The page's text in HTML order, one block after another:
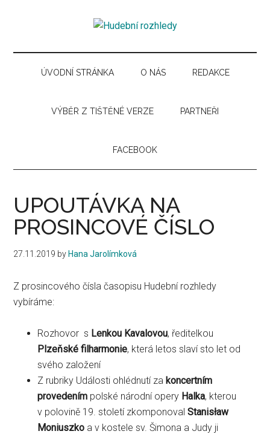
content
menu
sidebar
sidebar
Hudební
rozhledy
pro
hudebníÚVODNÍ STRÁNKA O NÁS REDAKCE
VÝBĚR Z TIŠTĚNÉ VERZE PARTNEŘI
FACEBOOK
UPOUTÁVKA NA
PROSINCOVÉ ČÍSLO
27.11.2019 by Hana Jarolímková
Z prosincového čísla časopisu Hudební rozhledy
vybíráme:
Rozhovor s Lenkou Kavalovou, ředitelkou
Plzeňské filharmonie, která letos slaví sto let od
svého založení
Z rubriky Události ohlédnutí za koncertním
provedením polské národní opery Halka, kterou
v polovině 19. století zkomponovalStanisław
Moniuszko a v kostele sv. Šimona a Judy ji